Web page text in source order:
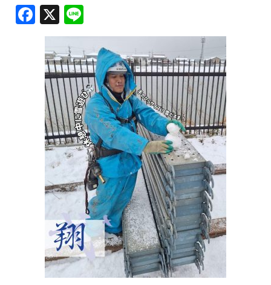
F
a
c
e
b
o
o
k
X
n
e